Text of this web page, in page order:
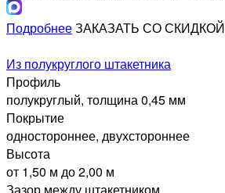
ПодробнееЗАКАЗАТЬ СО СКИДКОЙ
Из полукруглого штакетника
Профиль
полукруглый, толщина 0,45 мм
Покрытие
одностороннее, двухстороннее
Высота
от 1,50 м до 2,00 м
Зазор между штакетником